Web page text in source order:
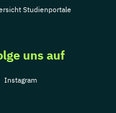
Studienportale
uns auf
Instagram